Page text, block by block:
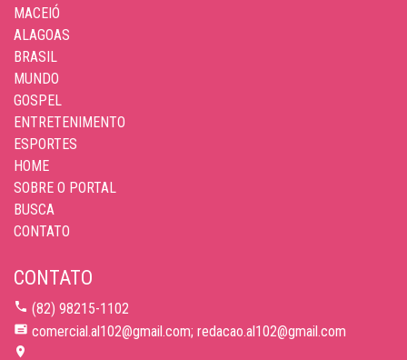
MACEIÓ
ALAGOAS
BRASIL
MUNDO
GOSPEL
ENTRETENIMENTO
ESPORTES
HOME
SOBRE O PORTAL
BUSCA
CONTATO
CONTATO
(82) 98215-1102
comercial.al102@gmail.com; redacao.al102@gmail.com